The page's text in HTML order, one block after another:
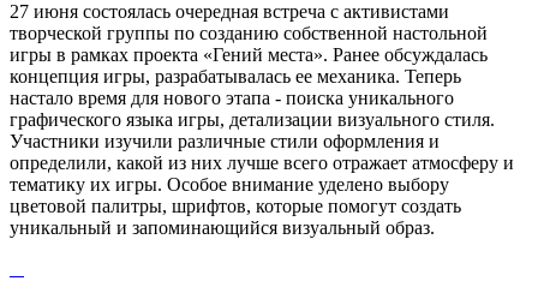
27 июня состоялась очередная встреча с активистами
творческой группы по созданию собственной настольной
игры в рамках проекта «Гений места». Ранее обсуждалась
концепция игры, разрабатывалась ее механика. Теперь
настало время для нового этапа - поиска уникального
графического языка игры, детализации визуального стиля.
Участники изучили различные стили оформления и
определили, какой из них лучше всего отражает атмосферу и
тематику их игры. Особое внимание уделено выбору
цветовой палитры, шрифтов, которые помогут создать
уникальный и запоминающийся визуальный образ.